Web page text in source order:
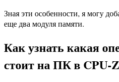
Зная эти особенности, я могу
еще два модуля памяти.
Как узнать какая
стоит на ПК в CPU-Z